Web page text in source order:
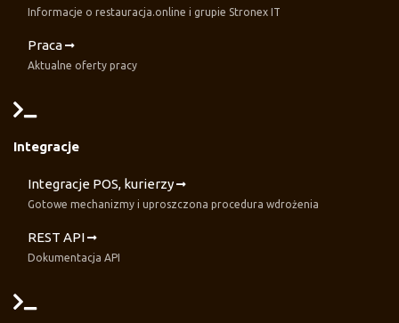
Informacje o restauracja.online i grupie Stronex IT
Praca
Aktualne oferty pracy
Integracje
Integracje POS, kurierzy
Gotowe mechanizmy i uproszczona procedura wdrożenia
REST API
Dokumentacja API